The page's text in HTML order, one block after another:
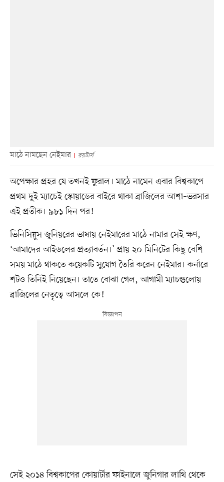
মাঠে নামছেন নেইমার রয়টার্স
অপেক্ষার প্রহর যে তখনই ফুরাল। মাঠে নামেন এবার বিশ্বকাপে
প্রথম দুই ম্যাচেই স্কোয়াডের বাইরে থাকা ব্রাজিলের আশা–ভরসার
এই প্রতীক। ৯৮১ দিন পর!
ভিনিসিয়ুস জুনিয়রের ভাষায় নেইমারের মাঠে নামার সেই ক্ষণ,
‘আমাদের আইডলের প্রত্যাবর্তন।’ প্রায় ২০ মিনিটের কিছু বেশি
সময় মাঠে থাকতে কয়েকটি সুযোগ তৈরি করেন নেইমার। কর্নারে
শটও তিনিই নিয়েছেন। তাতে বোঝা গেল, আগামী ম্যাচগুলোয়
ব্রাজিলের নেতৃত্বে আসলে কে!
সেই ২০১৪ বিশ্বকাপের কোয়ার্টার ফাইনালে জুনিগার লাথি থেকে